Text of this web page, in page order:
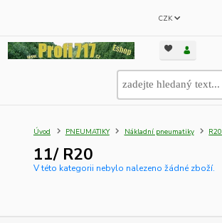
CZK
Úvod PNEUMATIKY Nákladní pneumatiky R20
11/ R20
V této kategorii nebylo nalezeno žádné zboží.